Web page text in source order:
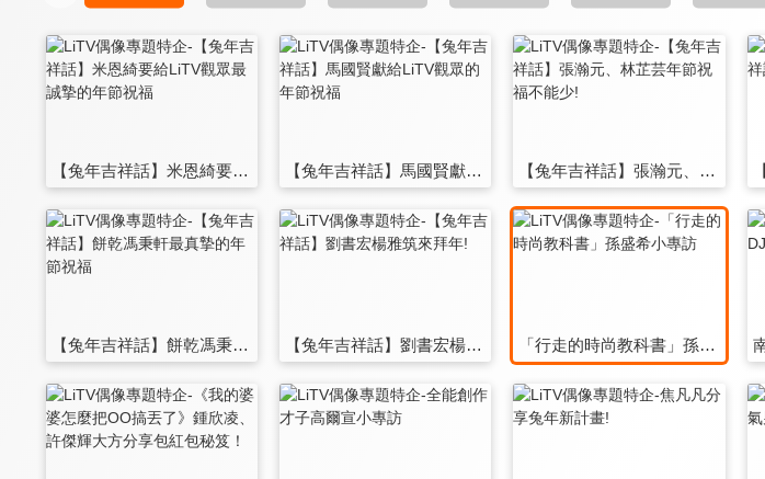
【兔年吉祥話】米恩綺要給LiTV觀眾最誠摯的年節祝福 【兔年吉祥話】馬國賢獻給LiTV觀眾的年節祝福 【兔年吉祥話】張瀚元、林芷芸年節祝福不能少!
【兔年吉祥話】餅乾馮秉軒最真摯的年節祝福 【兔年吉祥話】劉書宏楊雅筑來拜年! 「行走的時尚教科書」孫盛希小專訪